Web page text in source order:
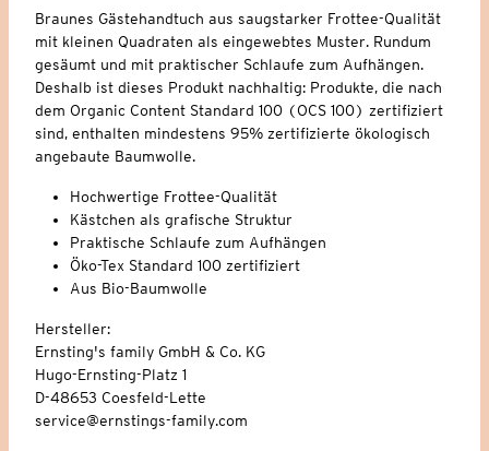
Braunes Gästehandtuch aus saugstarker Frottee-Qualität
mit kleinen Quadraten als eingewebtes Muster. Rundum
gesäumt und mit praktischer Schlaufe zum Aufhängen.
Deshalb ist dieses Produkt nachhaltig: Produkte, die nach
dem Organic Content Standard 100 (OCS 100) zertifiziert
sind, enthalten mindestens 95% zertifizierte ökologisch
angebaute Baumwolle.
Hochwertige Frottee-Qualität
Kästchen als grafische Struktur
Praktische Schlaufe zum Aufhängen
Öko-Tex Standard 100 zertifiziert
Aus Bio-Baumwolle
Hersteller:
Ernsting's family GmbH & Co. KG
Hugo-Ernsting-Platz 1
D-48653 Coesfeld-Lette
service@ernstings-family.com